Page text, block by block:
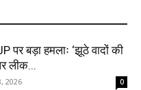
पर बड़ा हमलाः ‘झूठे वादों की
लीक...
2026 0